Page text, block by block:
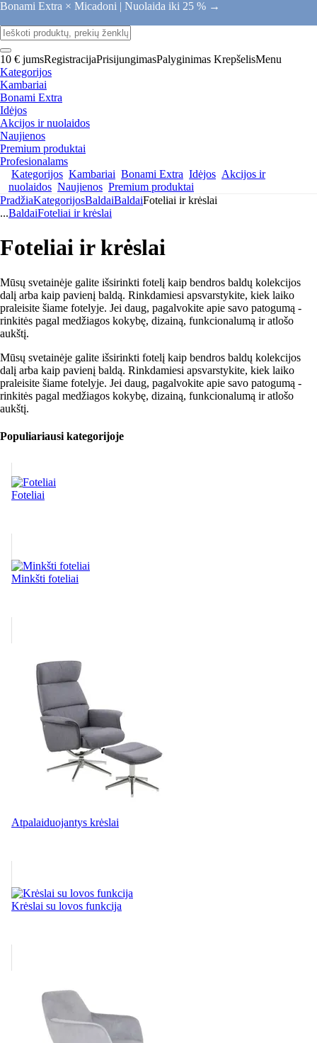
Bonami Extra × Micadoni | Nuolaida iki 25 % →
10 € jumsRegistracijaPrisijungimasPalyginimas KrepšelisMenu
Kategorijos
Kambariai
Bonami Extra
Idėjos
Akcijos ir nuolaidos
Naujienos
Premium produktai
Profesionalams
Kategorijos Kambariai Bonami Extra Idėjos Akcijos ir
nuolaidos Naujienos Premium produktai
PradžiaKategorijosBaldaiBaldaiFoteliai ir krėslai
...BaldaiFoteliai ir krėslai
Foteliai ir krėslai
Mūsų svetainėje galite išsirinkti fotelį kaip bendros baldų kolekcijos
dalį arba kaip pavienį baldą. Rinkdamiesi apsvarstykite, kiek laiko
praleisite šiame fotelyje. Jei daug, pagalvokite apie savo patogumą -
rinkitės pagal medžiagos kokybę, dizainą, funkcionalumą ir atlošo
aukštį.
Mūsų svetainėje galite išsirinkti fotelį kaip bendros baldų kolekcijos
dalį arba kaip pavienį baldą. Rinkdamiesi apsvarstykite, kiek laiko
praleisite šiame fotelyje. Jei daug, pagalvokite apie savo patogumą -
rinkitės pagal medžiagos kokybę, dizainą, funkcionalumą ir atlošo
aukštį.
Populiariausi kategorijoje
Foteliai
Minkšti foteliai
Atpalaiduojantys krėslai
Krėslai su lovos funkcija